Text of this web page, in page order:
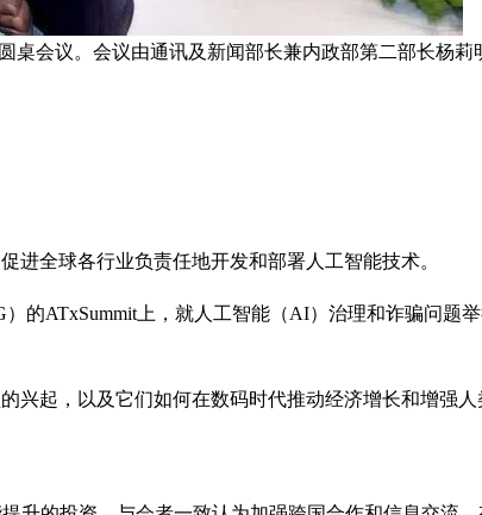
会议。会议由通讯及新闻部长兼内政部第二部长杨莉
进全球各行业负责任地开发和部署人工智能技术。
的ATxSummit上，就人工智能（AI）治理和诈骗问题
兴起，以及它们如何在数码时代推动经济增长和增强